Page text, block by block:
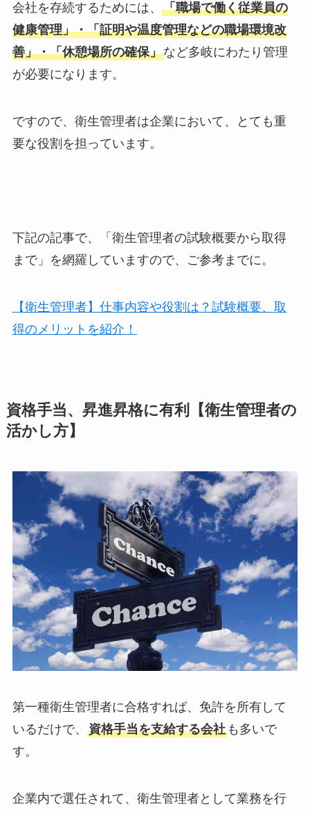
会社を存続するためには、 「職場で働く従業員の
健康管理」・「証明や温度管理などの職場環境改
善」・「休憩場所の確保」など多岐にわたり管理
が必要になります。
ですので、衛生管理者は企業において、とても重
要な役割 を担っています。
下記の記事で、
「衛生管理者の試験概要から取得
まで」 を網羅していますので、ご参考までに。
【衛生管理者】仕事内容や役割は？試験概要、取
得のメリットを紹介！
資格手当、昇進昇格に有利【衛生管理者の
活かし方】
第一種衛生管理者に合格すれば、免許を所有して
いるだけで、 資格手当を支給する会社も多いで
す。
企業内で選任されて、衛生管理者として業務を行